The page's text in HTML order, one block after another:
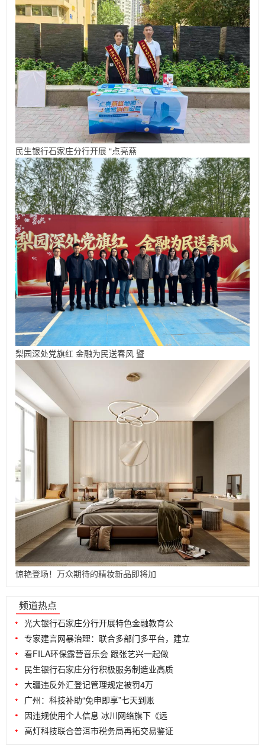
民生银行石家庄分行开展 “点亮燕
梨园深处党旗红 金融为民送春风 暨
惊艳登场！万众期待的精妆新品即将加
频道热点
光大银行石家庄分行开展特色金融教育公
专家建言网暴治理：联合多部门多平台，建立
看FILA环保露营音乐会 跟张艺兴一起做
民生银行石家庄分行积极服务制造业高质
大疆违反外汇登记管理规定被罚4万
广州：科技补助“免申即享”七天到账
因违规使用个人信息 冰川网络旗下《远
高灯科技联合普洱市税务局再拓交易鉴证